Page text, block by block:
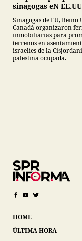
sinagogas eN
Sinagogas de EU, Reino
Canadá organizaron
inmobiliarias para
terrenos en
israelíes de la
palestina ocupada.
HOME
ÚLTIMA HORA